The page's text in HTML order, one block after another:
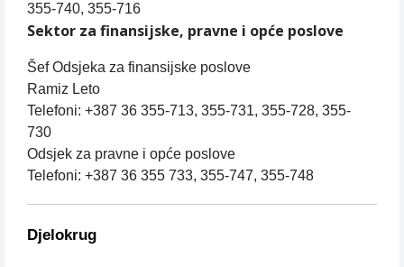
355-740, 355-716
Sektor za finansijske, pravne i opće poslove
Šef Odsjeka za finansijske poslove
Ramiz Leto
Telefoni: +387 36 355-713, 355-731, 355-728, 355-
730
Odsjek za pravne i opće poslove
Telefoni: +387 36 355 733, 355-747, 355-748
Djelokrug